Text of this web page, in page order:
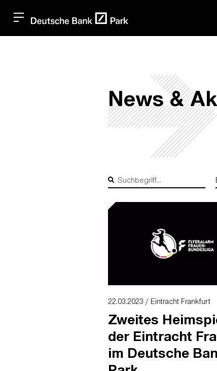
News &
22.03.2023 / Eintracht Frankfurt
Zweites
der Eintracht
im Deutsche